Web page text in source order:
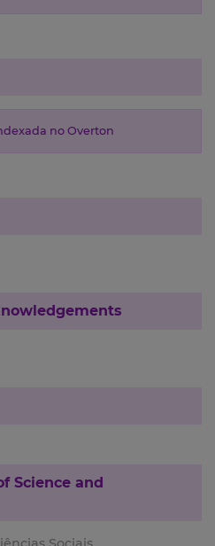
no Overton
Science and